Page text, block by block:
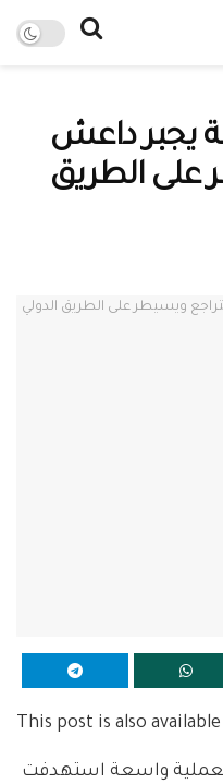
يجبر داعش
على الطريق
This post is also
واسعة استهدفت